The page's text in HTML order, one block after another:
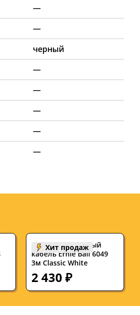
—
—
черный
—
—
—
—
—
Хит продаж
Инструментальный
кабель Ernie Ball 6049
3м Classic White
2 430 ₽